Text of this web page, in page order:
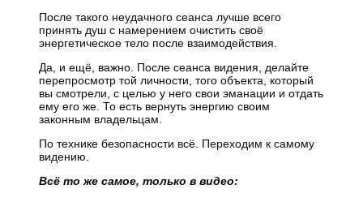
После такого неудачного сеанса лучше всего
принять душ с намерением очистить своё
энергетическое тело после взаимодействия.
Да, и ещё, важно. После сеанса видения, делайте
перепросмотр той личности, того объекта, который
вы смотрели, с целью у него свои эманации и отдать
ему его же. То есть вернуть энергию своим
законным владельцам.
По технике безопасности всё. Переходим к самому
видению.
Всё то же самое, только в видео: